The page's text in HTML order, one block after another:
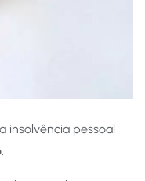
insolvência pessoal
.